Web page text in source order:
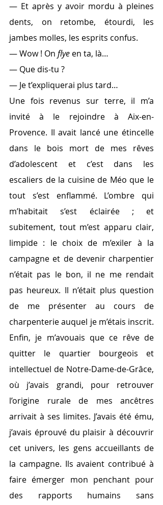
— Et après y avoir mordu à pleines
dents, on retombe, étourdi, les
jambes molles, les esprits confus.
— Wow ! On flye en ta, là…
— Que dis-tu ?
— Je t’expliquerai plus tard…
Une fois revenus sur terre, il m’a
invité à le rejoindre à Aix-en-
Provence. Il avait lancé une étincelle
dans le bois mort de mes rêves
d’adolescent et c’est dans les
escaliers de la cuisine de Méo que le
tout s’est enflammé. L’ombre qui
m’habitait s’est éclairée ; et
subitement, tout m’est apparu clair,
limpide : le choix de m’exiler à la
campagne et de devenir charpentier
n’était pas le bon, il ne me rendait
pas heureux. Il n’était plus question
de me présenter au cours de
charpenterie auquel je m’étais inscrit.
Enfin, je m’avouais que ce rêve de
quitter le quartier bourgeois et
intellectuel de Notre-Dame-de-Grâce,
où j’avais grandi, pour retrouver
l’origine rurale de mes ancêtres
arrivait à ses limites. J’avais été ému,
j’avais éprouvé du plaisir à découvrir
cet univers, les gens accueillants de
la campagne. Ils avaient contribué à
faire émerger mon penchant pour
des rapports humains sans